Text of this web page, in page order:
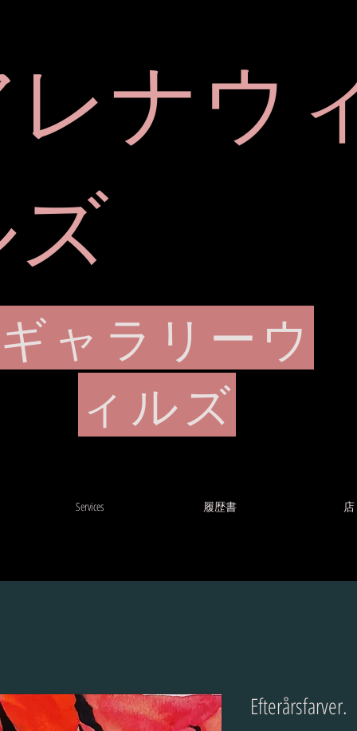
ギャラリーウ
ィルズ
ナウ
Services 履歴書 店
Efterårsfarver.
履歴